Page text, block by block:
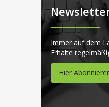
Immer auf dem
Erhalte
Hier